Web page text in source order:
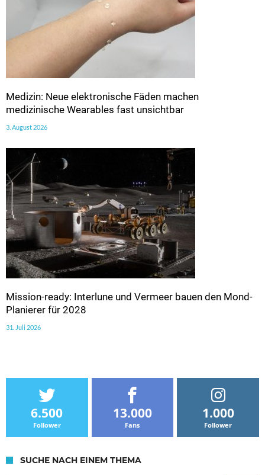
Medizin: Neue elektronische Fäden machen
medizinische Wearables fast unsichtbar
3. August 2026
Mission-ready: Interlune und Vermeer bauen den Mond-
Planierer für 2028
31. Juli 2026
6.500
Follower
13.000
Fans
1.000
Follower
SUCHE NACH EINEM THEMA